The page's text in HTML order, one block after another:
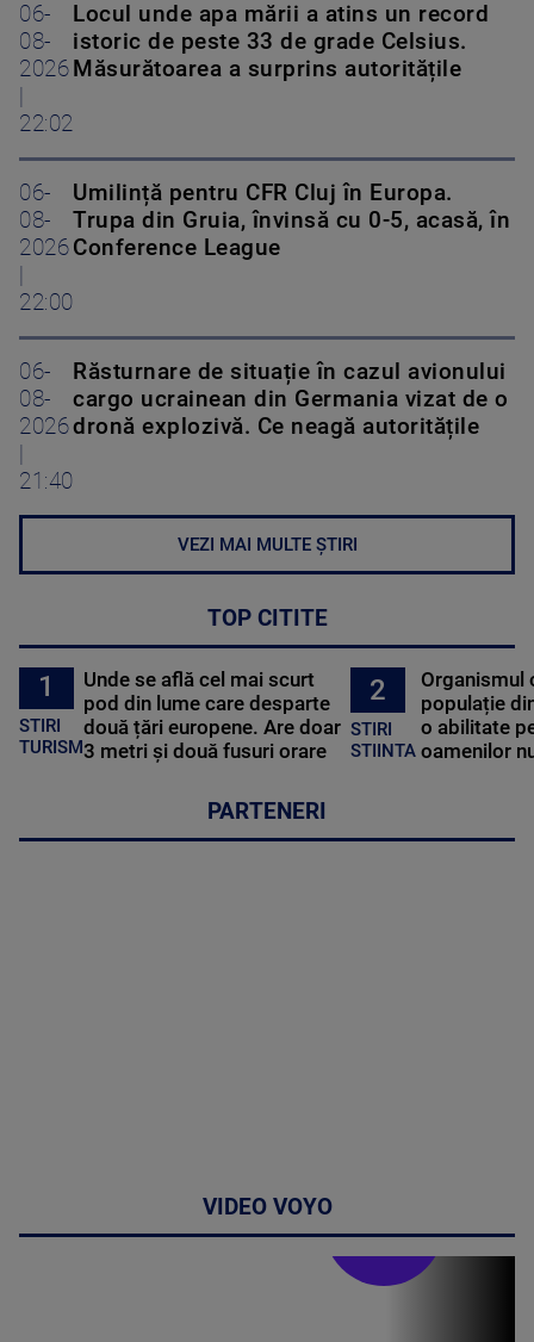
06-
08-
2026
22:02
Locul unde apa mării a atins un record
istoric de peste 33 de grade Celsius.
Măsurătoarea a surprins autoritățile
06-
08-
2026
22:00
Umilință pentru CFR Cluj în Europa.
Trupa din Gruia, învinsă cu 0-5, acasă, în
Conference League
06-
08-
2026
21:40
Răsturnare de situație în cazul avionului
cargo ucrainean din Germania vizat de o
dronă explozivă. Ce neagă autoritățile
VEZI MAI MULTE ȘTIRI
TOP CITITE
1
STIRI
TURISM
Unde se află cel mai scurt
pod din lume care desparte
două țări europene. Are doar
3 metri și două fusuri orare
2
STIRI
STIINTA
Organismul
populație
o abilitate
oamenilor
PARTENERI
VIDEO VOYO